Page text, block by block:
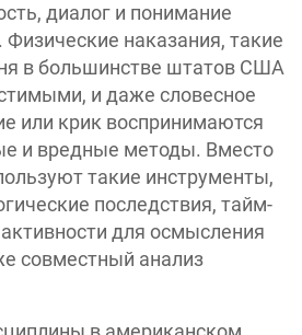
диалог и понимание
наказания, такие
в большинстве штатов США
и даже словесное
или крик воспринимаются
и вредные методы. Вместо
такие инструменты,
последствия, тайм-
для осмысления
совместный анализ